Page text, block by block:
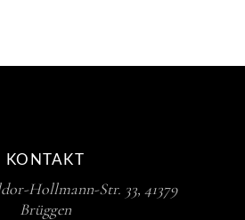
KONTAKT
Hollmann-Str. 33, 41379
Brüggen